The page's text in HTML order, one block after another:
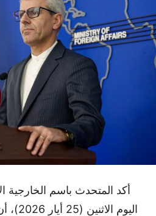
أكد المتحدث باسم الخارجية
اليوم